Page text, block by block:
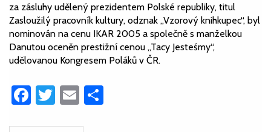
za zásluhy udělený prezidentem Polské republiky, titul
Zasloužilý pracovník kultury, odznak „Vzorový knihkupec“, byl
nominován na cenu IKAR 2005 a společně s manželkou
Danutou oceněn prestižní cenou „Tacy Jesteśmy“,
udělovanou Kongresem Poláků v ČR.
Facebook
Twitter
Email